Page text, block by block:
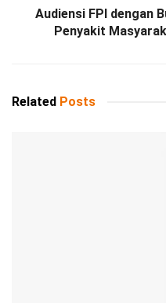
Audiensi FPI dengan
Penyakit
Related Posts